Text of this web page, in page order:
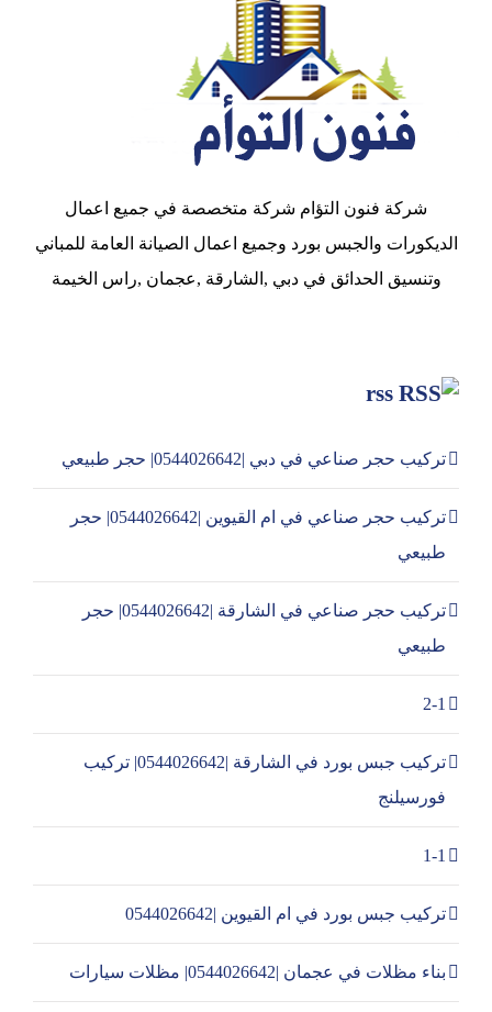
شركة فنون التؤام شركة متخصصة في جميع اعمال
الديكورات والجبس بورد وجميع اعمال الصيانة العامة للمباني
وتنسيق الحدائق في دبي ,الشارقة ,عجمان ,راس الخيمة
rss
تركيب حجر صناعي في دبي |0544026642| حجر طبيعي
تركيب حجر صناعي في ام القيوين |0544026642| حجر
طبيعي
تركيب حجر صناعي في الشارقة |0544026642| حجر
طبيعي
2-1
تركيب جبس بورد في الشارقة |0544026642| تركيب
فورسيلنج
1-1
تركيب جبس بورد في ام القيوين |0544026642
بناء مظلات في عجمان |0544026642| مظلات سيارات